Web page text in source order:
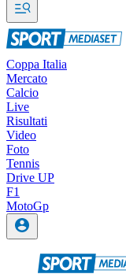
Coppa Italia
Mercato
Calcio
Live
Risultati
Video
Foto
Tennis
Drive UP
F1
MotoGp